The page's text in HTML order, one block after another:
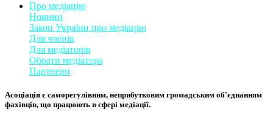
Про медіацію
Новини
Закон України про медіаці​ю
Для членів
Для медіаторів
Обрати медіатора
Партнери
Асоціація є саморегулівним, неприбутковим громадським об'єднанням
фахівців, що працюють в сфері медіації. ​